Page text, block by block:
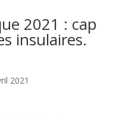
2021 : cap
insulaires.
2021